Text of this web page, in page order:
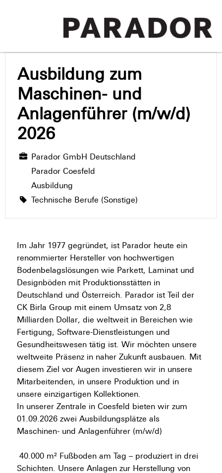
Ausbildung zum
Maschinen- und
Anlagenführer (m/w/d)
2026
Parador GmbH Deutschland
Parador Coesfeld
Ausbildung
Technische Berufe (Sonstige)
Im Jahr 1977 gegründet, ist Parador heute ein
renommierter Hersteller von hochwertigen
Bodenbelagslösungen wie Parkett, Laminat und
Designböden mit Produktionsstätten in
Deutschland und Österreich. Parador ist Teil der
CK Birla Group mit einem Umsatz von 2,8
Milliarden Dollar, die weltweit in Bereichen wie
Fertigung, Software-Dienstleistungen und
Gesundheitswesen tätig ist. Wir möchten unsere
weltweite Präsenz in naher Zukunft ausbauen. Mit
diesem Ziel vor Augen investieren wir in unsere
Mitarbeitenden, in unsere Produktion und in
unsere einzigartigen Kollektionen.
In unserer Zentrale in Coesfeld bieten wir zum
01.09.2026 zwei Ausbildungsplätze als
Maschinen- und Anlagenführer (m/w/d)
40.000 m² Fußboden am Tag – produziert in drei
Schichten. Unsere Anlagen zur Herstellung von